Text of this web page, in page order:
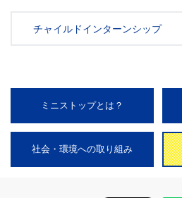
チャイルドインターンシップ
ミニストップとは？
社会・環境への取り組み